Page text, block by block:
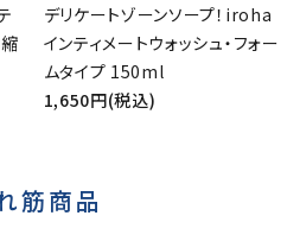
デリケートゾーンソープ！iroha
インティメートウォッシュ・フォー
ムタイプ 150ml
1,650円(税込)
筋商品